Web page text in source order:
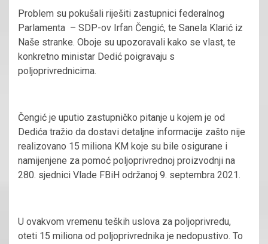
Problem su pokušali riješiti zastupnici federalnog
Parlamenta – SDP-ov Irfan Čengić, te Sanela Klarić iz
Naše stranke. Oboje su upozoravali kako se vlast, te
konkretno ministar Dedić poigravaju s
poljoprivrednicima.
Čengić je uputio zastupničko pitanje u kojem je od
Dedića tražio da dostavi detaljne informacije zašto nije
realizovano 15 miliona KM koje su bile osigurane i
namijenjene za pomoć poljoprivrednoj proizvodnji na
280. sjednici Vlade FBiH održanoj 9. septembra 2021.
U ovakvom vremenu teških uslova za poljoprivredu,
oteti 15 miliona od poljoprivrednika je nedopustivo. To